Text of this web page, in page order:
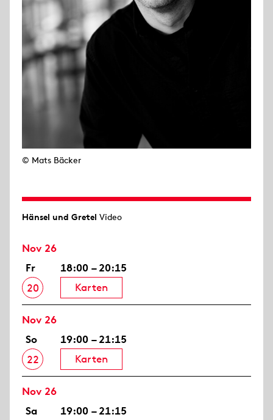
© Mats Bäcker
Hänsel und Gretel Video
Nov 26
Fr
20
18:00 – 20:15
Karten
Nov 26
So
22
19:00 – 21:15
Karten
Nov 26
Sa
19:00 – 21:15